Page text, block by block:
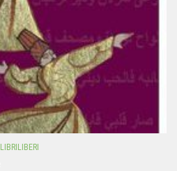
LIBRILIBERI